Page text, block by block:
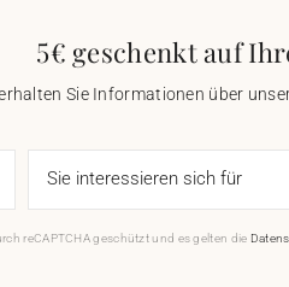
5€ geschenkt auf
Sie Informationen über
reCAPTCHA geschützt und es gelten die